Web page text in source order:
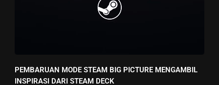
PEMBARUAN MODE STEAM BIG PICTURE MENGAMBIL
INSPIRASI DARI STEAM DECK